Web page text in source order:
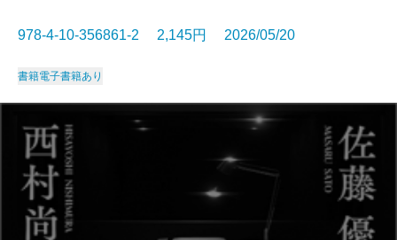
978-4-10-356861-2 2,145円 2026/05/20
書籍電子書籍あり